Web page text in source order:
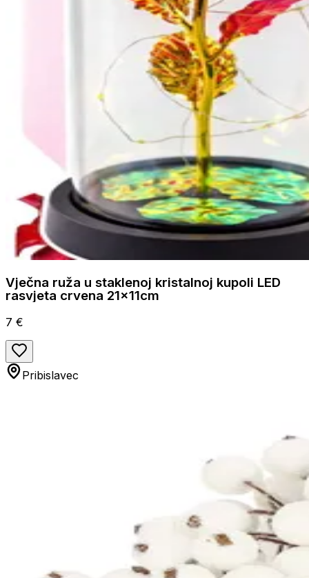
Vječna ruža u staklenoj kristalnoj kupoli LED
rasvjeta crvena 21x11cm
7 €
Pribislavec